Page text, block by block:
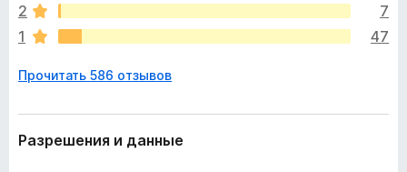
п
о
а
е
т
2
7
1
47
Прочитать 586 отзывов
Разрешения и данные